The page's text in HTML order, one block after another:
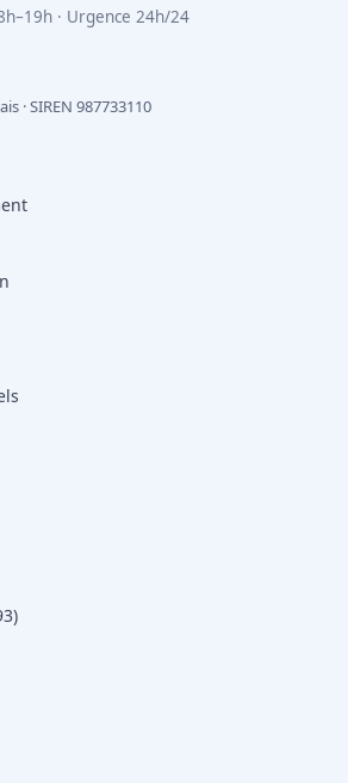
· Urgence 24h/24
· SIREN 987733110